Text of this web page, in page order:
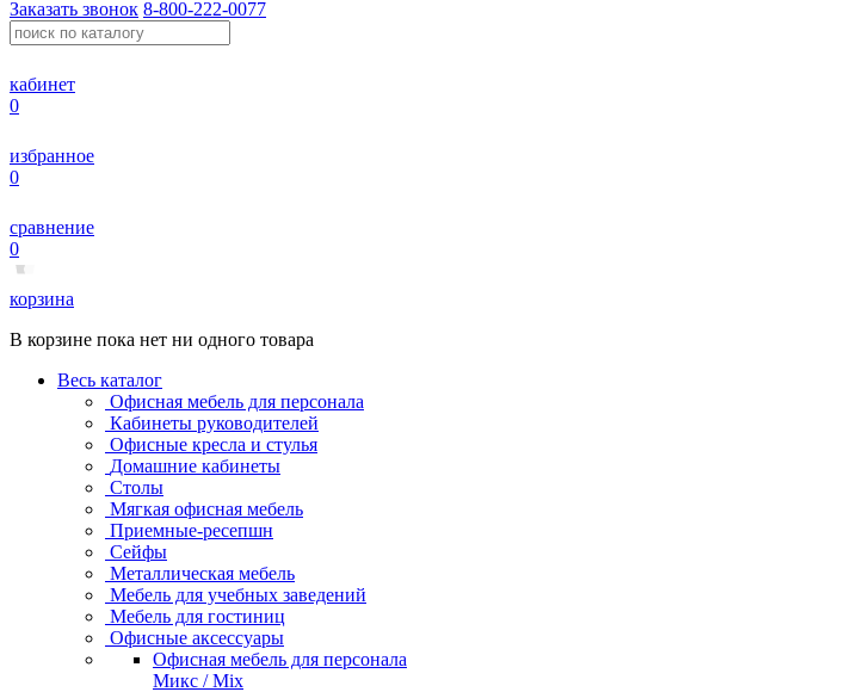
Заказать звонок 8-800-222-0077
кабинет
0
избранное
0
сравнение
0
корзина
В корзине пока нет ни одного товара
Весь каталог
Офисная мебель для персонала
Кабинеты руководителей
Офисные кресла и стулья
Домашние кабинеты
Столы
Мягкая офисная мебель
Приемные-ресепшн
Сейфы
Металлическая мебель
Мебель для учебных заведений
Мебель для гостиниц
Офисные аксессуары
Офисная мебель для персонала
Микс / Mix